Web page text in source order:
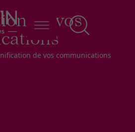
de vos
de vos communications